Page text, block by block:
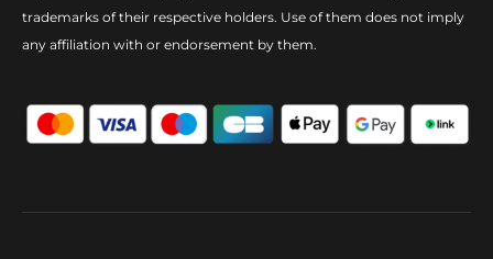
trademarks of their respective holders. Use of them does not imply
any affiliation with or endorsement by them.